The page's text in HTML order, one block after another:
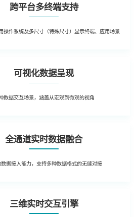
跨平台多终端支持
操作系统及多尺寸（特殊尺寸）显示终端、应用场景
可视化数据呈现
数据交互场景，涵盖从宏观到微观的视角
全通道实时数据融合
据接入能力，支持多种数据格式的无缝对接
三维实时交互引擎